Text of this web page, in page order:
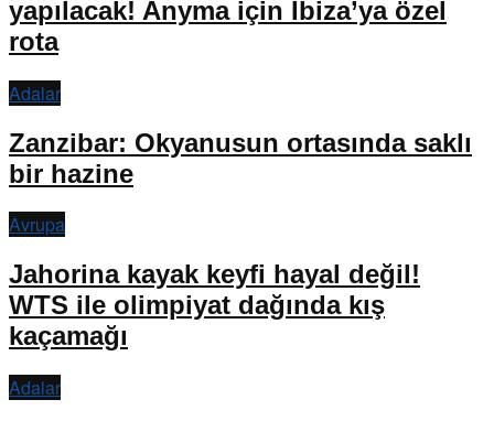
yapılacak! Anyma için Ibiza’ya özel
rota
Adalar
Zanzibar: Okyanusun ortasında saklı
bir hazine
Avrupa
Jahorina kayak keyfi hayal değil!
WTS ile olimpiyat dağında kış
kaçamağı
Adalar